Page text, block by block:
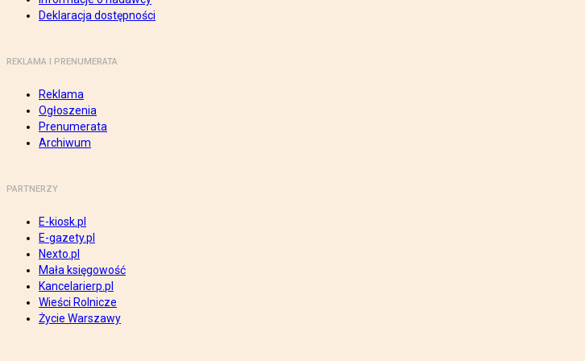
Deklaracja dostępności
REKLAMA I PRENUMERATA
Reklama
Ogłoszenia
Prenumerata
Archiwum
PARTNERZY
E-kiosk.pl
E-gazety.pl
Nexto.pl
Mała księgowość
Kancelarierp.pl
Wieści Rolnicze
Życie Warszawy